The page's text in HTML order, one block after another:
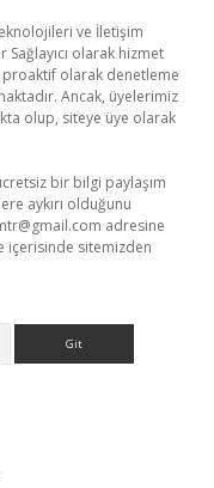
ve İletişim
Sağlayıcı olarak hizmet
olarak denetleme
Ancak, üyelerimiz
olup, siteye üye olarak
bir bilgi paylaşım
aykırı olduğunu
adresine
içerisinde sitemizden